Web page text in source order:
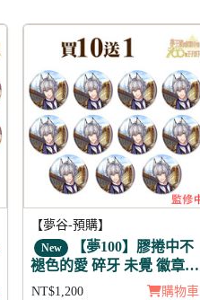
【夢谷-預購】
New
【夢100】膠捲中不
褪色的愛 碎牙 未覺 徽章11
入組
NT$1,200 購物車